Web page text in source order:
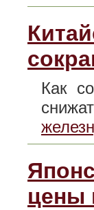
Как
цены